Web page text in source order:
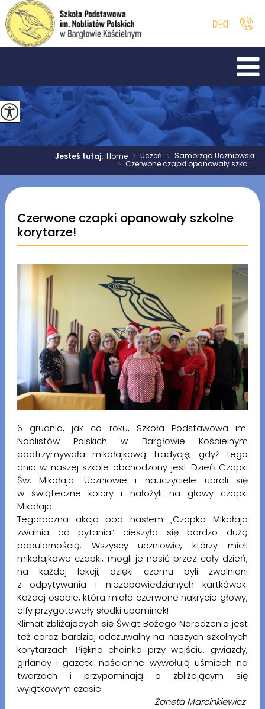
Jesteś tutaj:Home > Uczeń > Samorząd Uczniowski
> Czerwone czapki opanowały szko ...
Czerwone czapki opanowały szkolne
korytarze!
6 grudnia, jak co roku, Szkoła Podstawowa im.
Noblistów Polskich w Bargłowie Kościelnym
podtrzymywała mikołajkową tradycję, gdyż tego
dnia w naszej szkole obchodzony jest Dzień Czapki
Św. Mikołaja. Uczniowie i nauczyciele ubrali się
w świąteczne kolory i nałożyli na głowy czapki
Mikołaja.
Tegoroczna akcja pod hasłem „Czapka Mikołaja
zwalnia od pytania” cieszyła się bardzo dużą
popularnością. Wszyscy uczniowie, którzy mieli
mikołajkowe czapki, mogli je nosić przez cały dzień,
na każdej lekcji, dzięki czemu byli zwolnieni
z odpytywania i niezapowiedzianych kartkówek.
Każdej osobie, która miała czerwone nakrycie głowy,
elfy przygotowały słodki upominek!
Klimat zbliżających się Świąt Bożego Narodzenia jest
też coraz bardziej odczuwalny na naszych szkolnych
korytarzach. Piękna choinka przy wejściu, gwiazdy,
girlandy i gazetki naścienne wywołują uśmiech na
twarzach i przypominają o zbliżającym się
wyjątkowym czasie.
Żaneta Marcinkiewicz